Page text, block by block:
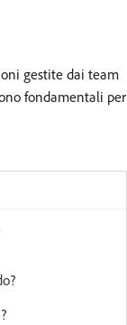
gestite dai team
fondamentali per